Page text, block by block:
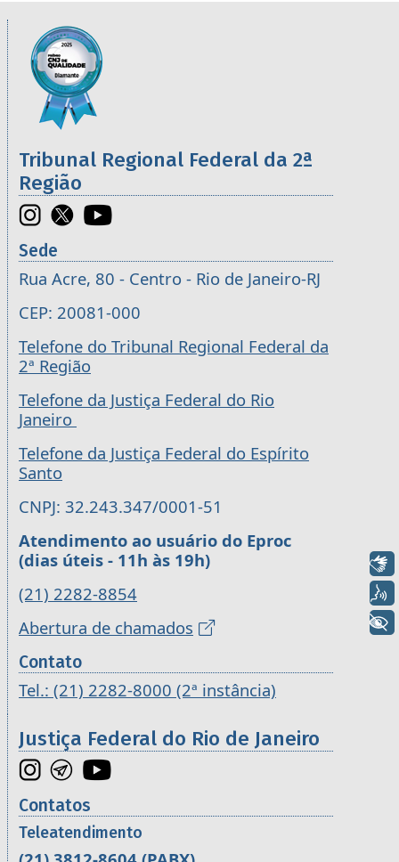
Informações úteis sobre os órgãos da 2ª
Imagem
Tribunal Regional Federal da 2ª
Região
Sede
Rua Acre, 80 - Centro - Rio de Janeiro-RJ
CEP: 20081-000
Telefone do Tribunal Regional Federal da
2ª Região
Telefone da Justiça Federal do Rio
Janeiro
Telefone da Justiça Federal do Espírito
Santo
CNPJ: 32.243.347/0001-51
Atendimento ao usuário do Eproc
(dias úteis - 11h às 19h)
(21) 2282-8854
Abertura de chamados
Contato
Tel.: (21) 2282-8000 (2ª instância)
Justiça Federal do Rio de Janeiro
Contatos
Teleatendimento